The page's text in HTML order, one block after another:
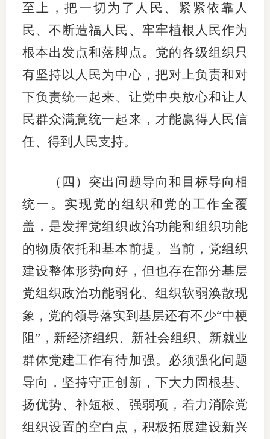
至上，把一切为了人民、紧紧依靠人
民、不断造福人民、牢牢植根人民作为
根本出发点和落脚点。党的各级组织只
有坚持以人民为中心，把对上负责和对
下负责统一起来、让党中央放心和让人
民群众满意统一起来，才能赢得人民信
任、得到人民支持。
（四）突出问题导向和目标导向相
统一。实现党的组织和党的工作全覆
盖，是发挥党组织政治功能和组织功能
的物质依托和基本前提。当前，党组织
建设整体形势向好，但也存在部分基层
党组织政治功能弱化、组织软弱涣散现
象，党的领导落实到基层还有不少“中梗
阻”，新经济组织、新社会组织、新就业
群体党建工作有待加强。必须强化问题
导向，坚持守正创新，下大力固根基、
扬优势、补短板、强弱项，着力消除党
组织设置的空白点，积极拓展建设新兴